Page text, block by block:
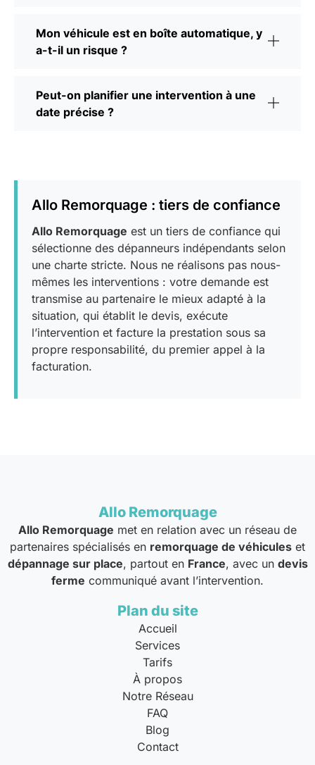
Mon véhicule est en boîte automatique, y
a-t-il un risque ?
Peut-on planifier une intervention à une
date précise ?
Allo Remorquage : tiers de confiance
Allo Remorquage est un tiers de confiance qui
sélectionne des dépanneurs indépendants selon
une charte stricte. Nous ne réalisons pas nous-
mêmes les interventions : votre demande est
transmise au partenaire le mieux adapté à la
situation, qui établit le devis, exécute
l’intervention et facture la prestation sous sa
propre responsabilité, du premier appel à la
facturation.
Allo Remorquage
Allo Remorquage met en relation avec un réseau de
partenaires spécialisés en remorquage de véhicules et
dépannage sur place, partout en France, avec un devis
ferme communiqué avant l’intervention.
Plan du site
Accueil
Services
Tarifs
À propos
Notre Réseau
FAQ
Blog
Contact